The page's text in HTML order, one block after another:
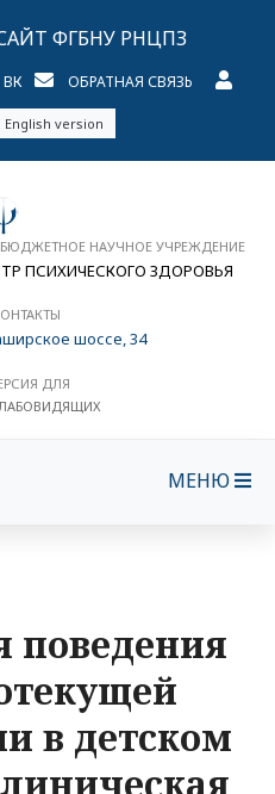
ФГБНУ РНЦПЗ
ВК ОБРАТНАЯ СВЯЗЬ
English version
БЮДЖЕТНОЕ НАУЧНОЕ УЧРЕЖДЕНИЕ
ПСИХИЧЕСКОГО ЗДОРОВЬЯ
шоссе, 34
ДЛЯ
МЕНЮ
поведения
в детском